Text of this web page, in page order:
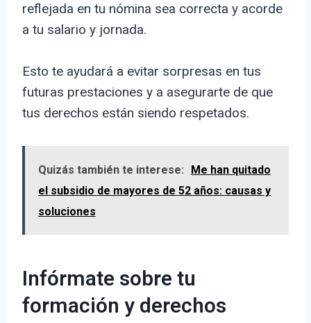
reflejada en tu nómina sea correcta y acorde
a tu salario y jornada.
Esto te ayudará a evitar sorpresas en tus
futuras prestaciones y a asegurarte de que
tus derechos están siendo respetados.
Quizás también te interese:
Me han quitado
el subsidio de mayores de 52 años: causas y
soluciones
Infórmate sobre tu
formación y derechos